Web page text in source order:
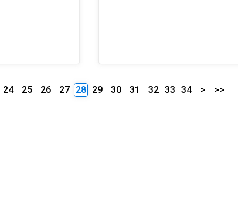
24 25 26 27 28 29 30 31 32 33 34 > >>